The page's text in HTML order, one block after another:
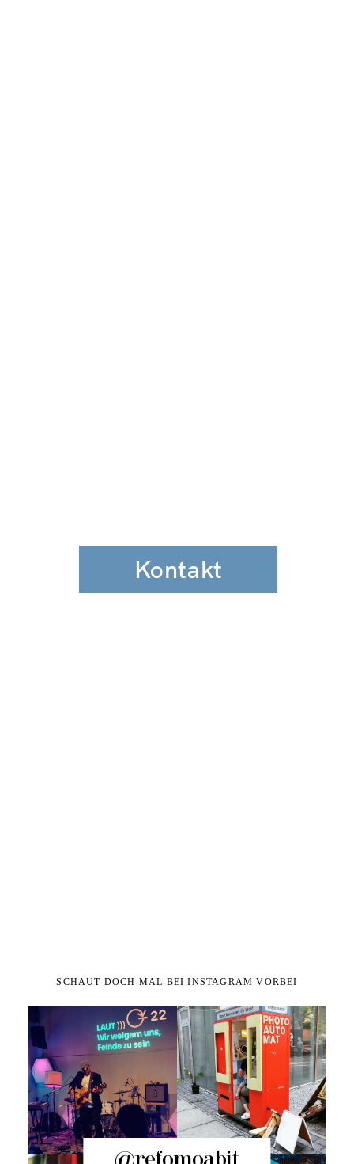
Kontakt
SCHAUT DOCH MAL BEI INSTAGRAM VORBEI